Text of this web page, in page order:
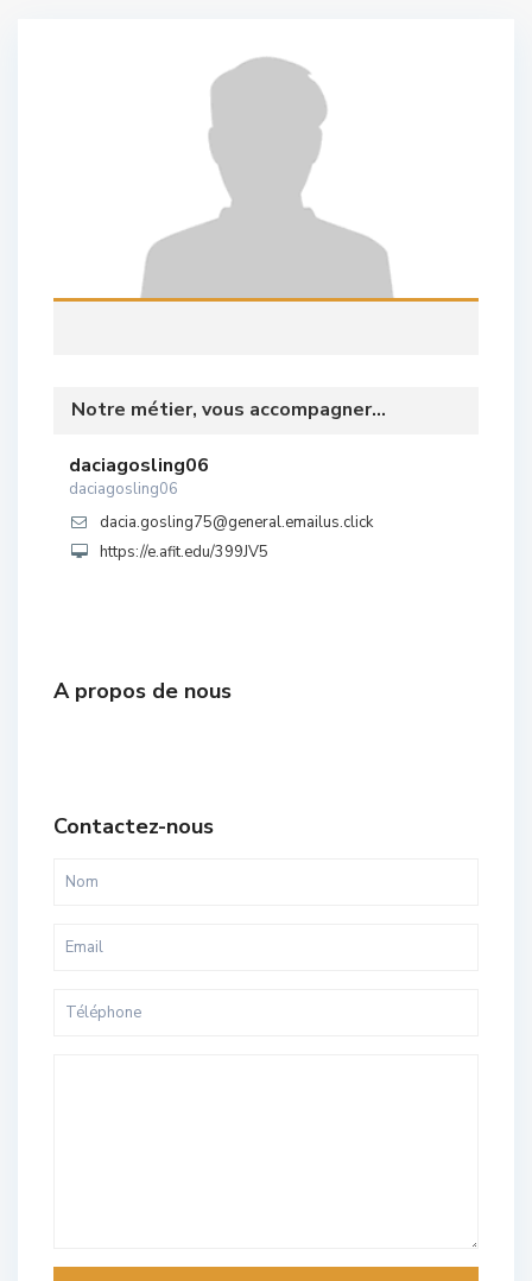
Notre métier, vous accompagner...
daciagosling06
daciagosling06
dacia.gosling75@general.emailus.click
https://e.afit.edu/399JV5
A propos de nous
Contactez-nous